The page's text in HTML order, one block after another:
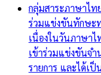
กลุ่มสาระภาษาไท
ร่วมแข่งขันทักษะ
เนื่องในวันภาษา
เข้าร่วมแข่งขันจำ
รายการ และได้เ